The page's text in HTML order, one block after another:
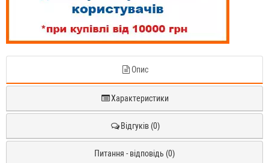
Опис
Характеристики
Відгуків (0)
Питання - відповідь (0)